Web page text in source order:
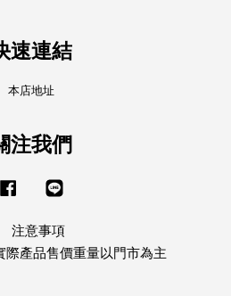
速連結
本店地址
注我們
Facebook
注意事項
際產品售價重量以門市為主